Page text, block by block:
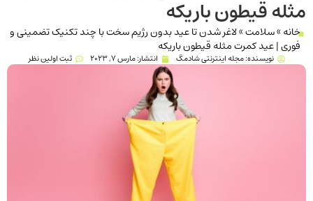
مثله قیطون باریکه
خانه»سلامت»لاغر شدن تا عید بدون رژیم سخت با چند تکنیک تضمینی و
فوری | عید کمرت مثله قیطون باریکه
نویسنده:مجله اینترنتی شادمگ انتشار:مارس 7, 2023 ثبت اولین نظر